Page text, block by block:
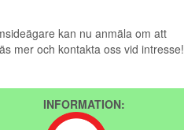
kan nu anmäla om att
mer och kontakta oss vid intresse!
INFORMATION: